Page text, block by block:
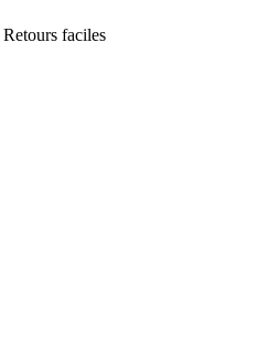
Retours faciles